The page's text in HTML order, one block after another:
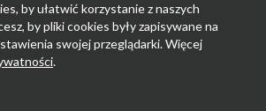
by ułatwić korzystanie z naszych
by pliki cookies były zapisywane na
swojej przeglądarki. Więcej
.